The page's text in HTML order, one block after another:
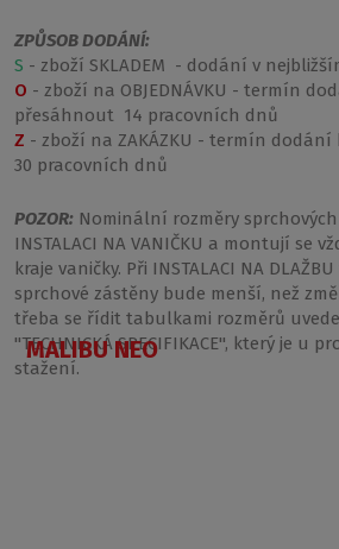
ZPŮSOB DODÁNÍ:
S - zboží SKLADEM - dodání v
O - zboží na OBJEDNÁVKU - termín
přesáhnout 14 pracovních dnů
Z - zboží na ZAKÁZKU - termín
30 pracovních dnů
POZOR: Nominální rozměry
INSTALACI NA VANIČKU a montují se
kraje vaničky. Při INSTALACI NA
sprchové zástěny bude menší, než
třeba se řídit tabulkami rozměrů
"TECHNICKÁ SPECIFIKACE", který je u
stažení.
MALIBU NEO